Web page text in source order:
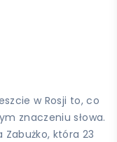
w Rosji to, co
znaczeniu słowa.
która 23